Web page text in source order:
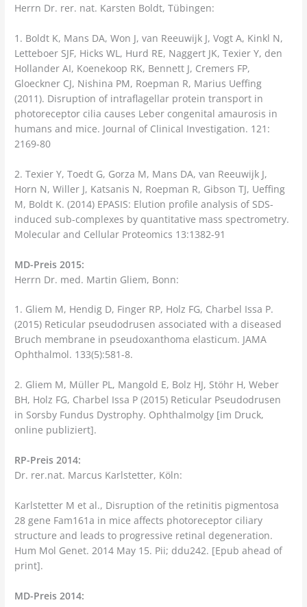
Herrn Dr. rer. nat. Karsten Boldt, Tübingen:
1. Boldt K, Mans DA, Won J, van Reeuwijk J, Vogt A, Kinkl N,
Letteboer SJF, Hicks WL, Hurd RE, Naggert JK, Texier Y, den
Hollander AI, Koenekoop RK, Bennett J, Cremers FP,
Gloeckner CJ, Nishina PM, Roepman R, Marius Ueffing
(2011). Disruption of intraflagellar protein transport in
photoreceptor cilia causes Leber congenital amaurosis in
humans and mice. Journal of Clinical Investigation. 121:
2169-80
2. Texier Y, Toedt G, Gorza M, Mans DA, van Reeuwijk J,
Horn N, Willer J, Katsanis N, Roepman R, Gibson TJ, Ueffing
M, Boldt K. (2014) EPASIS: Elution profile analysis of SDS-
induced sub-complexes by quantitative mass spectrometry.
Molecular and Cellular Proteomics 13:1382-91
MD-Preis 2015:
Herrn Dr. med. Martin Gliem, Bonn:
1. Gliem M, Hendig D, Finger RP, Holz FG, Charbel Issa P.
(2015) Reticular pseudodrusen associated with a diseased
Bruch membrane in pseudoxanthoma elasticum. JAMA
Ophthalmol. 133(5):581-8.
2. Gliem M, Müller PL, Mangold E, Bolz HJ, Stöhr H, Weber
BH, Holz FG, Charbel Issa P (2015) Reticular Pseudodrusen
in Sorsby Fundus Dystrophy. Ophthalmolgy [im Druck,
online publiziert].
RP-Preis 2014:
Dr. rer.nat. Marcus Karlstetter, Köln:
Karlstetter M et al., Disruption of the retinitis pigmentosa
28 gene Fam161a in mice affects photoreceptor ciliary
structure and leads to progressive retinal degeneration.
Hum Mol Genet. 2014 May 15. Pii; ddu242. [Epub ahead of
print].
MD-Preis 2014: